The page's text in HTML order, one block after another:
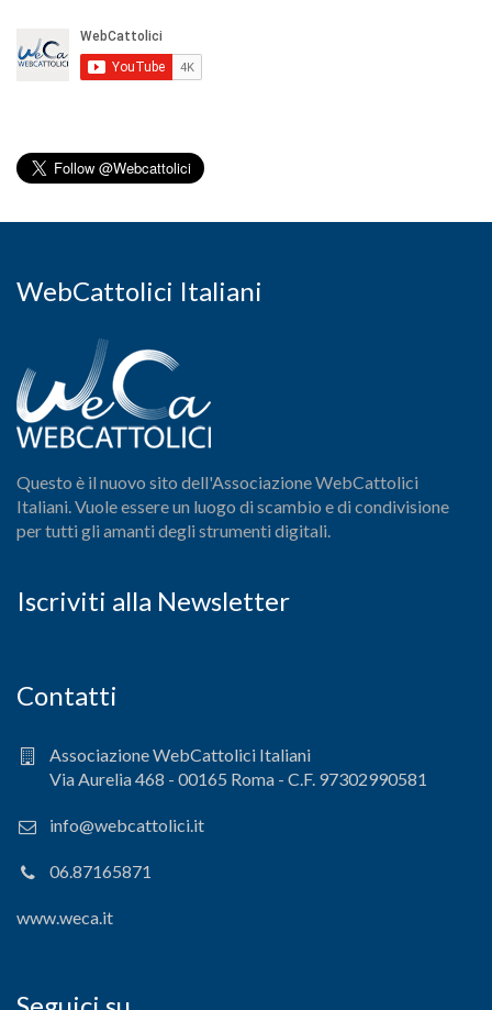
WebCattolici Italiani
Questo è il nuovo sito dell'Associazione WebCattolici
Italiani. Vuole essere un luogo di scambio e di condivisione
per tutti gli amanti degli strumenti digitali.
Iscriviti alla Newsletter
Contatti
Associazione WebCattolici Italiani
Via Aurelia 468 - 00165 Roma - C.F. 97302990581
info@webcattolici.it
06.87165871
www.weca.it